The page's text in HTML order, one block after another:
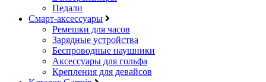
Педали
Смарт-аксессуары
Ремешки для часов
Зарядные устройства
Беспроводные наушники
Аксессуары для гольфа
Крепления для девайсов